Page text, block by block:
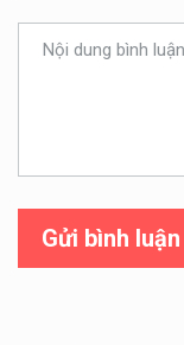
Gửi bình luận